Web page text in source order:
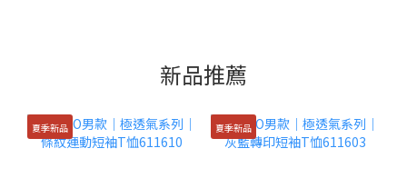
新品推薦
夏季新品 夏季新品